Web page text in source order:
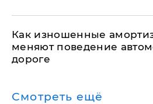
Как изношенные
меняют поведение
дороге
Смотреть ещё